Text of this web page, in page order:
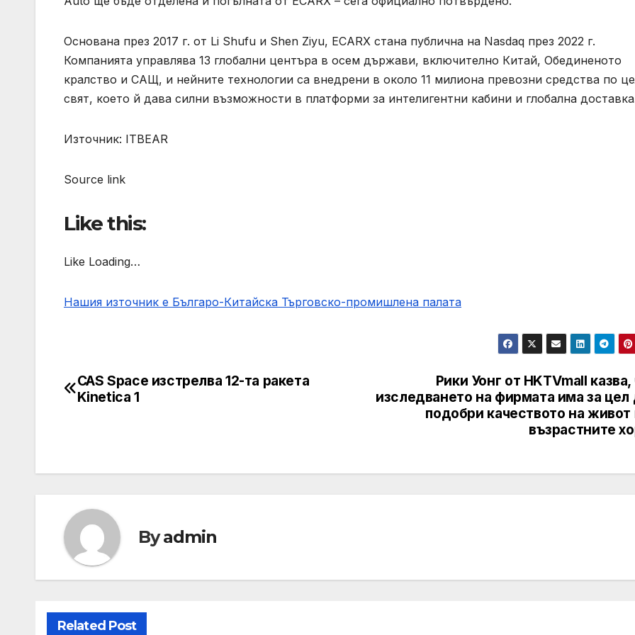
Основана през 2017 г. от Li Shufu и Shen Ziyu, ECARX стана публична на Nasdaq през 2022 г.
Компанията управлява 13 глобални центъра в осем държави, включително Китай, Обединеното
кралство и САЩ, и нейните технологии са внедрени в около 11 милиона превозни средства по
свят, което й дава силни възможности в платформи за интелигентни кабини и глобална
Източник: ITBEAR
Source link
Like this:
Like Loading…
Нашия източник е Българо-Китайска Търговско-промишлена палaта
Post
Рики Уонг от HKTVmall казва,
изследването на фирмата има за цел
подобри качеството на живот
възрастните
CAS Space изстрелва 12-та ракета
Kinetica 1
Byadmin
Related Post